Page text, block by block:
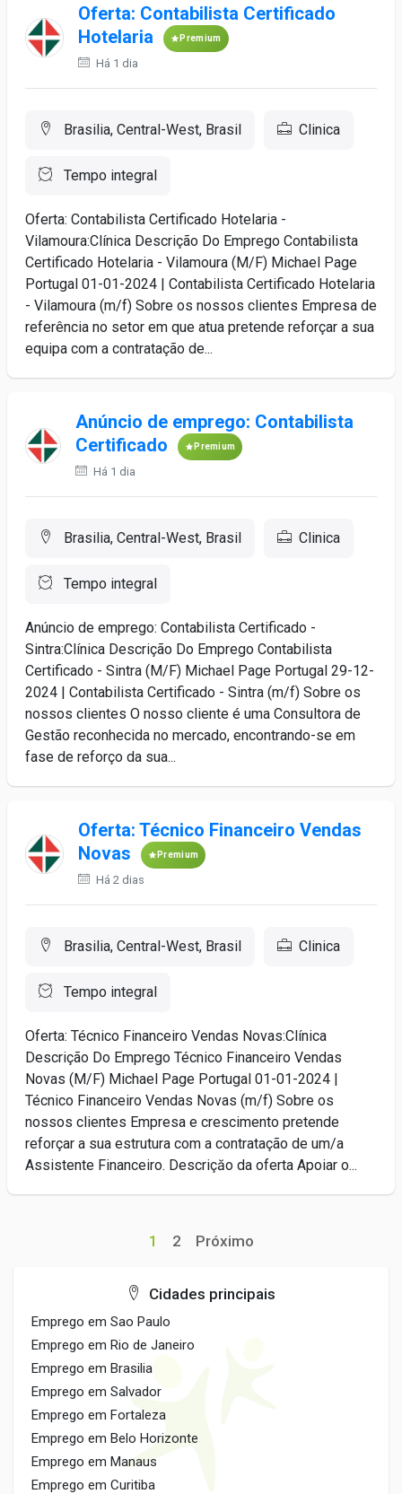
Oferta: Contabilista Certificado
Hotelaria
Premium
Há 1 dia
Brasilia, Central-West, Brasil Clinica
Tempo integral
Oferta: Contabilista Certificado Hotelaria -
Vilamoura:Clínica Descrição Do Emprego Contabilista
Certificado Hotelaria - Vilamoura (M/F) Michael Page
Portugal 01-01-2024 | Contabilista Certificado Hotelaria
- Vilamoura (m/f) Sobre os nossos clientes Empresa de
referência no setor em que atua pretende reforçar a sua
equipa com a contratação de...
Anúncio de emprego: Contabilista
Certificado
Premium
Há 1 dia
Brasilia, Central-West, Brasil Clinica
Tempo integral
Anúncio de emprego: Contabilista Certificado -
Sintra:Clínica Descrição Do Emprego Contabilista
Certificado - Sintra (M/F) Michael Page Portugal 29-12-
2024 | Contabilista Certificado - Sintra (m/f) Sobre os
nossos clientes O nosso cliente é uma Consultora de
Gestão reconhecida no mercado, encontrando-se em
fase de reforço da sua...
Oferta: Técnico Financeiro Vendas
Novas
Premium
Há 2 dias
Brasilia, Central-West, Brasil Clinica
Tempo integral
Oferta: Técnico Financeiro Vendas Novas:Clínica
Descrição Do Emprego Técnico Financeiro Vendas
Novas (M/F) Michael Page Portugal 01-01-2024 |
Técnico Financeiro Vendas Novas (m/f) Sobre os
nossos clientes Empresa e crescimento pretende
reforçar a sua estrutura com a contratação de um/a
Assistente Financeiro. Descriçăo da oferta Apoiar o...
1 2 Próximo
Cidades principais
Emprego em Sao Paulo
Emprego em Rio de Janeiro
Emprego em Brasilia
Emprego em Salvador
Emprego em Fortaleza
Emprego em Belo Horizonte
Emprego em Manaus
Emprego em Curitiba